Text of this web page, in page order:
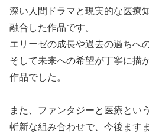
深い人間ドラマと現実的な医療
融合した作品です。
エリーゼの成長や過去の過ちへ
そして未来への希望が丁寧に描
作品でした。
また、ファンタジーと医療という
斬新な組み合わせで、今後ます